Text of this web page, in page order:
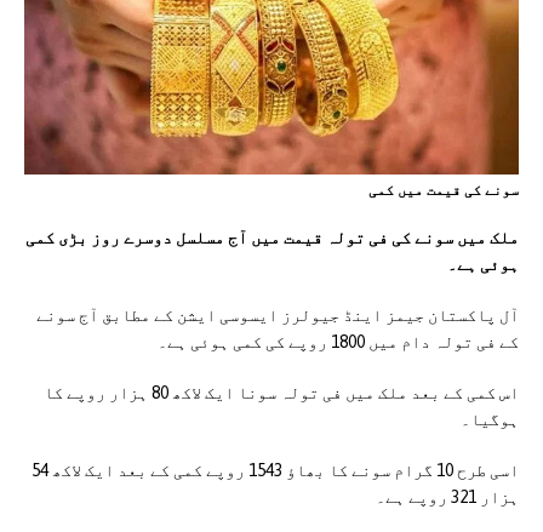
سونے کی قيمت ميں کمی
ملک میں سونے کی فی تولہ قیمت میں آج مسلسل دوسرے روز بڑی کمی
ہوئی ہے۔
آل پاکستان جیمز اینڈ جیولرز ایسوسی ایشن کے مطابق آج سونے
کے فی تولہ دام میں 1800 روپے کی کمی ہوئی ہے۔
اس کمی کے بعد ملک میں فی تولہ سونا ایک لاکھ 80 ہزار روپے کا
ہوگیا۔
اسی طرح 10 گرام سونے کا بھاؤ 1543 روپے کمی کے بعد ایک لاکھ 54
ہزار 321 روپے ہے۔